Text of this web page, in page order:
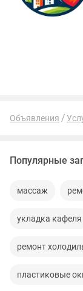
Объявления
Популярные
массаж
укладка кафеля
ремонт
пластиковые